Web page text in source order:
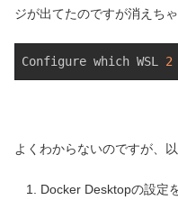
ジが出てたのですが消えちゃ
Configure which WSL 2
よくわからないのですが、
Docker Desktopの設定